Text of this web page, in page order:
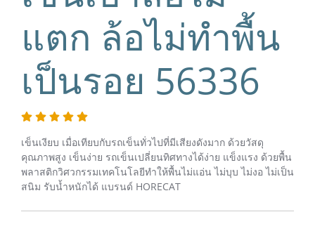
แตก ล้อไม่ทำพื้น
เป็นรอย 56336
เข็นเงียบ เมื่อเทียบกับรถเข็นทั่วไปที่มีเสียงดังมาก ด้วยวัสดุ
คุณภาพสูง เข็นง่าย รถเข็นเปลี่ยนทิศทางได้ง่าย แข็งแรง ด้วยพื้น
พลาสติกวิศวกรรมเทคโนโลยีทำให้พื้นไม่แอ่น ไม่บุบ ไม่งอ ไม่เป็น
สนิม รับน้ำหนักได้ แบรนด์ HORECAT